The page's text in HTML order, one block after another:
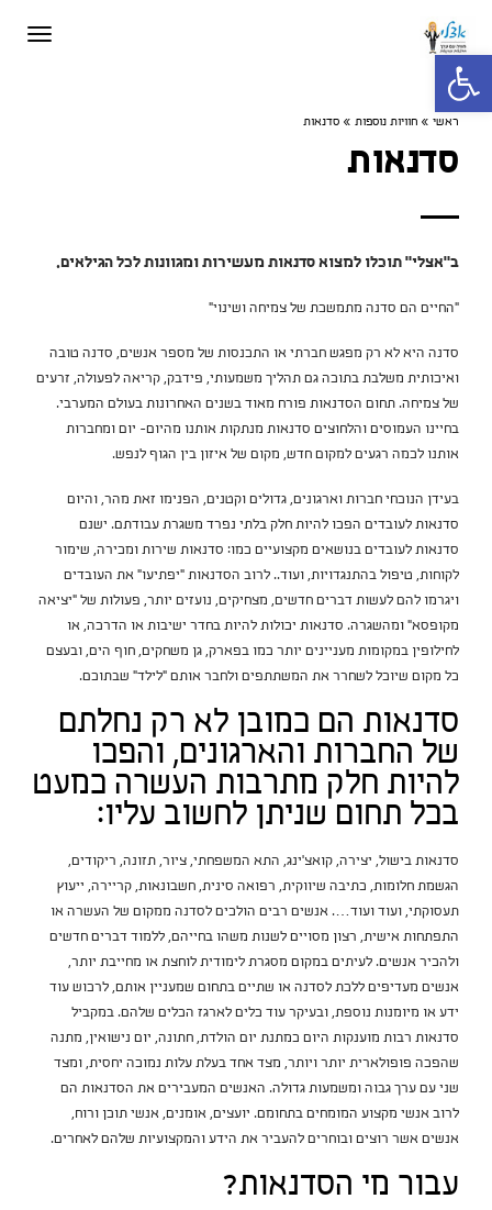
פתח סרגל נגישות
ראשי » חוויות נוספות » סדנאות
סדנאות
ב"אצלי" תוכלו למצוא סדנאות מעשירות ומגוונות לכל הגילאים.
"החיים הם סדנה מתמשכת של צמיחה ושינוי"
סדנה היא לא רק מפגש חברתי או התכנסות של מספר אנשים, סדנה טובה
ואיכותית משלבת בתוכה גם תהליך משמעותי, פידבק, קריאה לפעולה, זרעים
של צמיחה. תחום הסדנאות פורח מאוד בשנים האחרונות בעולם המערבי.
בחיינו העמוסים והלחוצים סדנאות מנתקות אותנו מהיום- יום ומחברות
אותנו לכמה רגעים למקום חדש, מקום של איזון בין הגוף לנפש.
בעידן הנוכחי חברות וארגונים, גדולים וקטנים, הפנימו זאת מהר, והיום
סדנאות לעובדים הפכו להיות חלק בלתי נפרד משגרת עבודתם. ישנם
סדנאות לעובדים בנושאים מקצועיים כמו: סדנאות שירות ומכירה, שימור
לקוחות, טיפול בהתנגדויות, ועוד.. לרוב הסדנאות "יפתיעו" את העובדים
ויגרמו להם לעשות דברים חדשים, מצחיקים, נועזים יותר, פעולות של "יציאה
מקופסא" ומהשגרה. סדנאות יכולות להיות בחדר ישיבות או הדרכה, או
לחילופין במקומות מעניינים יותר כמו בפארק, גן משחקים, חוף הים, ובעצם
כל מקום שיוכל לשחרר את המשתתפים ולחבר אותם "לילד" שבתוכם.
סדנאות הם כמובן לא רק נחלתם
של החברות והארגונים, והפכו
להיות חלק מתרבות העשרה כמעט
בכל תחום שניתן לחשוב עליו:
סדנאות בישול, יצירה, קואצ'ינג, התא המשפחתי, ציור, תזונה, ריקודים,
הגשמת חלומות, כתיבה שיווקית, רפואה סינית, חשבונאות, קריירה, ייעוץ
תעסוקתי, ועוד ועוד…. אנשים רבים הולכים לסדנה ממקום של העשרה או
התפתחות אישית, רצון מסויים לשנות משהו בחייהם, ללמוד דברים חדשים
ולהכיר אנשים. לעיתים במקום מסגרת לימודית לוחצת או מחייבת יותר,
אנשים מעדיפים ללכת לסדנה או שתיים בתחום שמעניין אותם, לרכוש עוד
ידע או מיומנות נוספת, ובעיקר עוד כלים לארגז הכלים שלהם. במקביל
סדנאות רבות מוענקות היום כמתנת יום הולדת, חתונה, יום נישואין, מתנה
שהפכה פופולארית יותר ויותר, מצד אחד בעלת עלות נמוכה יחסית, ומצד
שני עם ערך גבוה ומשמעות גדולה. האנשים המעבירים את הסדנאות הם
לרוב אנשי מקצוע המומחים בתחומם. יועצים, אומנים, אנשי תוכן ורוח,
אנשים אשר רוצים ובוחרים להעביר את הידע והמקצועיות שלהם לאחרים.
עבור מי הסדנאות?